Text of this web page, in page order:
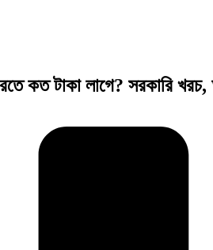
কত টাকা লাগে? সরকারি